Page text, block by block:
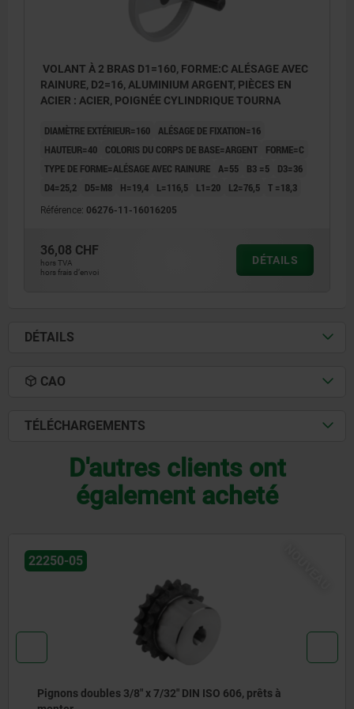
VOLANT À 2 BRAS D1=160, FORME:C ALÉSAGE AVEC
RAINURE, D2=16, ALUMINIUM ARGENT, PIÈCES EN
ACIER : ACIER, POIGNÉE CYLINDRIQUE TOURNA
DIAMÈTRE EXTÉRIEUR=160 ALÉSAGE DE FIXATION=16
HAUTEUR=40
COLORIS DU CORPS DE BASE=ARGENT
FORME=C
TYPE DE FORME=ALÉSAGE AVEC RAINURE A=55 B3 =5
D3=36
D4=25,2
D5=M8 H=19,4 L=116,5 L1=20 L2=76,5 T =18,3
Référence: 06276-11-16016205
36,08 CHF
hors TVA
hors frais d’envoi
DÉTAILS
DÉTAILS
CAO
TÉLÉCHARGEMENTS
D'autres clients ont
également acheté
NOUVEAU
prêts à Pignons doubles 5/8" x 3/8" DIN